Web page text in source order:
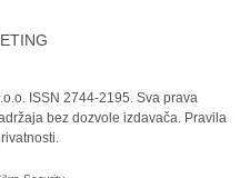
ISSN 2744-2195. Sva prava
bez dozvole izdavača. Pravila